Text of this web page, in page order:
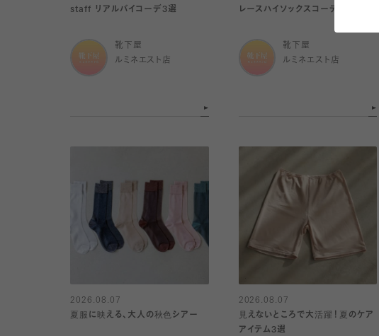
staff リアルバイコーデ3選
靴下屋
ルミネエスト店
レースハイソックスコーデ
靴下屋
ルミネエスト店
2026.08.07
夏服に映える、大人の秋色シアー
2026.08.07
見えないところで大活躍！夏のケア
アイテム3選